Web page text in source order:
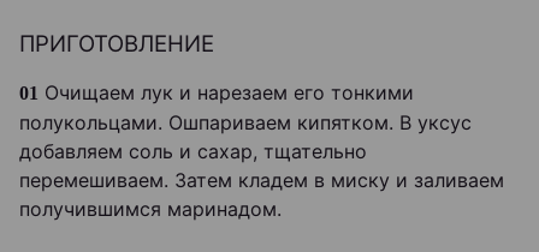
ПРИГОТОВЛЕНИЕ
01 Очищаем лук и нарезаем его тонкими
полукольцами. Ошпариваем кипятком. В уксус
добавляем соль и сахар, тщательно
перемешиваем. Затем кладем в миску и заливаем
получившимся маринадом.